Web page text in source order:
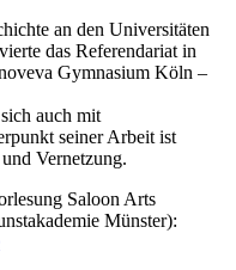
an den Universitäten
das Referendariat in
Gymnasium Köln –
auch mit
seiner Arbeit ist
Vernetzung.
Saloon Arts
Münster):